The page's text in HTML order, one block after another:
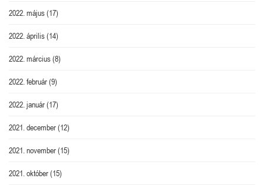
2022. május(17)
2022. április(14)
2022. március(8)
2022. február(9)
2022. január(17)
2021. december(12)
2021. november(15)
2021. október(15)